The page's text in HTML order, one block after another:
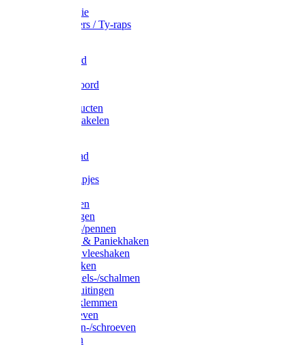
Tape en folie
Kabelbinders / Ty-raps
Metselkoord
Elastisch koord
Afdekproducten
Heffen en takelen
Waslijndraad
Simplexknipjes
Sleutelringen
Gelaste ringen
Borgveren-/pennen
Musketons & Paniekhaken
S-haken & vleeshaken
Karabijnhaken
Noodschakels-/schalmen
Harp-/D-sluitingen
Staaldraadklemmen
Spanschroeven
Ringmoeren-/schroeven
Puntkousen